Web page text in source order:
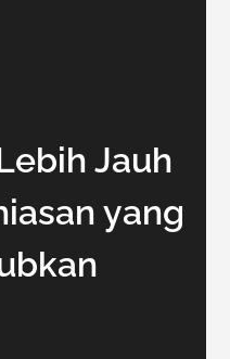
Jauh
yang